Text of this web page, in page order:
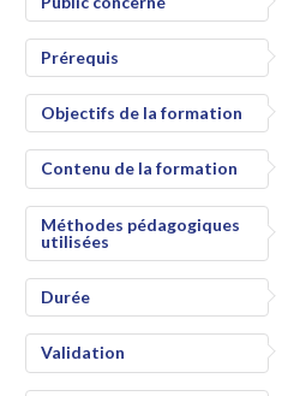
Prérequis
Objectifs de la formation
Contenu de la formation
Méthodes pédagogiques
utilisées
Durée
Validation